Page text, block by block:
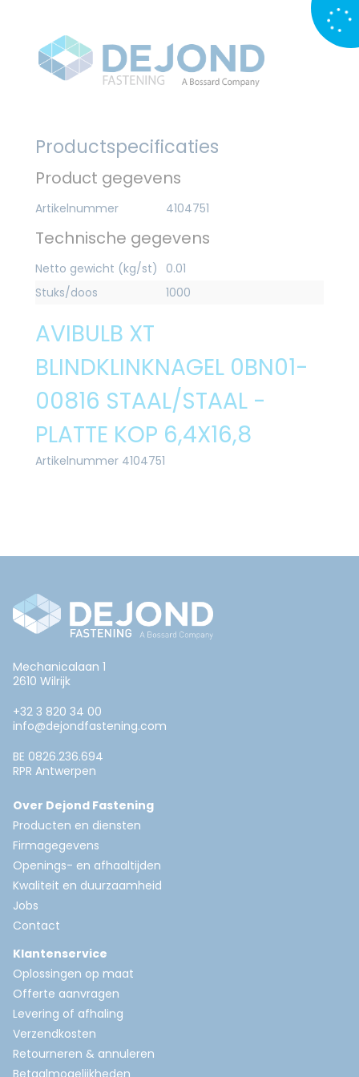
Productspecificaties
Product gegevens
Artikelnummer 4104751
Technische gegevens
Netto gewicht (kg/st)
0.01
Stuks/doos
1000
AVIBULB XT
BLINDKLINKNAGEL 0BN01-
00816 STAAL/STAAL -
PLATTE KOP 6,4X16,8
Artikelnummer 4104751
Mechanicalaan 1
2610 Wilrijk
+32 3 820 34 00
info@dejondfastening.com
BE 0826.236.694
RPR Antwerpen
Over Dejond Fastening
Producten en diensten
Firmagegevens
Openings- en afhaaltijden
Kwaliteit en duurzaamheid
Jobs
Contact
Klantenservice
Oplossingen op maat
Offerte aanvragen
Levering of afhaling
Verzendkosten
Retourneren & annuleren